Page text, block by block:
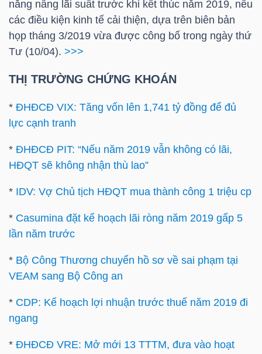
năng nâng lãi suất trước khi kết thúc năm 2019, nếu
các điều kiện kinh tế cải thiện, dựa trên biên bản
họp tháng 3/2019 vừa được công bố trong ngày thứ
Tư (10/04). >>>
THỊ TRƯỜNG CHỨNG KHOÁN
* ĐHĐCĐ VIX: Tăng vốn lên 1,741 tỷ đồng để đủ
lực cạnh tranh
* ĐHĐCĐ PIT: “Nếu năm 2019 vẫn không có lãi,
HĐQT sẽ không nhận thù lao”
* IDV: Vợ Chủ tịch HĐQT mua thành công 1 triệu cp
* Casumina đặt kế hoạch lãi ròng năm 2019 gấp 5
lần năm trước
* Bộ Công Thương chuyển hồ sơ về sai phạm tại
VEAM sang Bộ Công an
* CDP: Kế hoạch lợi nhuận trước thuế năm 2019 đi
ngang
* ĐHĐCĐ VRE: Mở mới 13 TTTM, đưa vào hoạt
CÔNG
ĐẦU
TƯ
DỮ
Ngành
(-)
VS-
SECTOR